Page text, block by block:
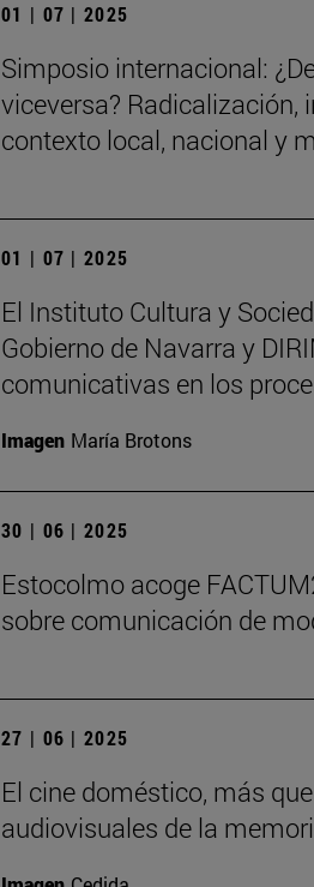
01 | 07 | 2025
Simposio internacional:
viceversa? Radicalización,
contexto local, nacional y
01 | 07 | 2025
El Instituto Cultura y
Gobierno de Navarra y
comunicativas en los
Imagen María Brotons
30 | 06 | 2025
Estocolmo acoge
sobre comunicación de
27 | 06 | 2025
El cine doméstico, más
audiovisuales de la